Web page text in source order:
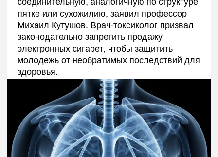
пятке или сухожилию, заявил профессор
Михаил Кутушов. Врач-токсиколог призвал
законодательно запретить продажу
электронных сигарет, чтобы защитить
молодежь от необратимых последствий для
здоровья.